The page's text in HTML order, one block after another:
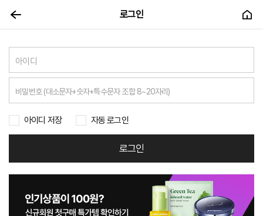
로그인
아이디 저장 자동 로그인
로그인